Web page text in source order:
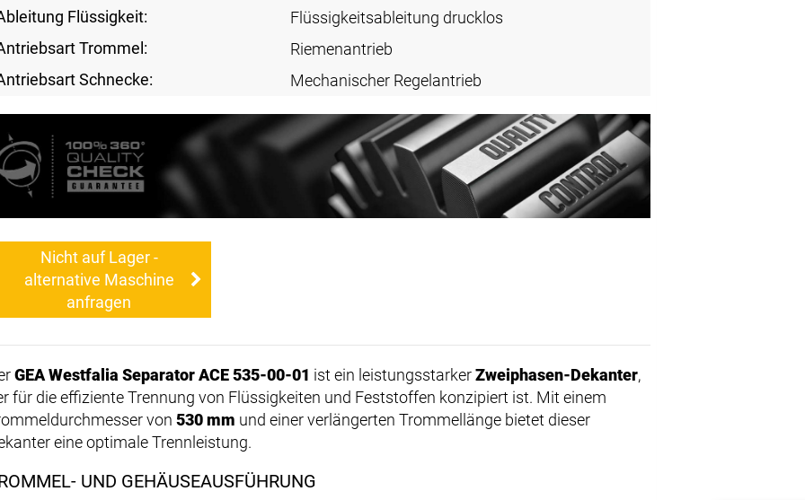
Flüssigkeit:
Flüssigkeitsableitung drucklos
Trommel:
Riemenantrieb
Schnecke:
Mechanischer Regelantrieb
Nicht auf Lager -
alternative Maschine
anfragen
GEA Westfalia Separator ACE 535-00-01 ist ein leistungsstarkerZweiphasen-Dekanter,
für die effiziente Trennung von Flüssigkeiten und Feststoffen konzipiert ist. Mit einem
von 530 mm und einer verlängerten Trommellänge bietet dieser
eine optimale Trennleistung.
UND GEHÄUSEAUSFÜHRUNG